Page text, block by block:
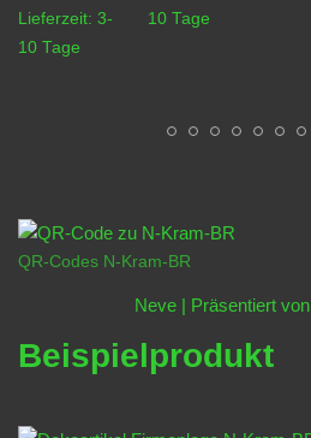
Lieferzeit: 3-
10 Tage
10 Tage
QR-Codes N-Kram-BR
Neve | Präsentiert von
Beispielprodukt